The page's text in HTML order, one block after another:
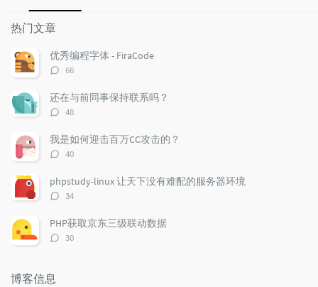
热
门
文
章
热门文章
优秀编程字体 - FiraCode
评
数：
66
还在与前同事保持联系吗？
评
数：
48
我是如何迎击百万CC攻击的？
评
数：
40
phpstudy-linux 让天下没有难配的服务器环境
评
数：
34
PHP获取京东三级联动数据
评
30
博客信息